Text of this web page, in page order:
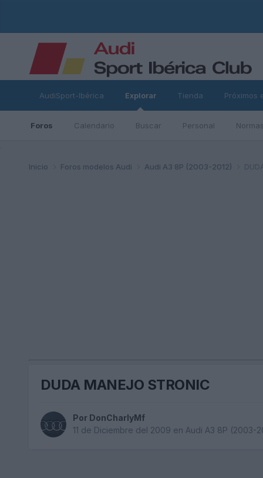
AudiSport-Ibérica Explorar
Foros Calendario Buscar Personal
Tienda Próximos
Inicio Foros modelos Audi Audi A3 8P (2003-2012)
DUDA MANEJO STRONIC
Por DonCharlyMf
11 de Diciembre del 2009 en Audi A3 8P (2003-